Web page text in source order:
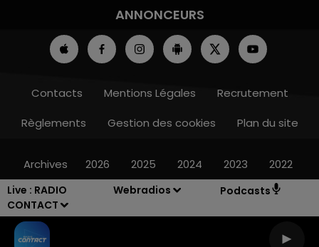
Live : RADIO
CONTACT
Webradios Podcasts
ANNONCEURS
Contacts Mentions Légales
Recrutement
Règlements
Gestion des cookies Plan du site
Archives 2026 2025 2024 2023 2022